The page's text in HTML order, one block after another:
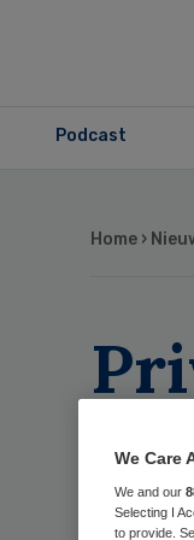
Podcast
Home ›
in
We Care
We and our
Selecting I
to provide.